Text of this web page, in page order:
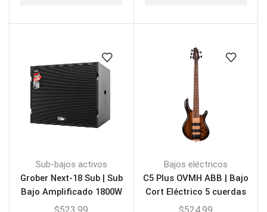
Sub-bajos activos
Grober Next-18 Sub | Sub
Bajo Amplificado 1800W
Bajos eléctricos
C5 Plus OVMH ABB | Bajo
Cort Eléctrico 5 cuerdas